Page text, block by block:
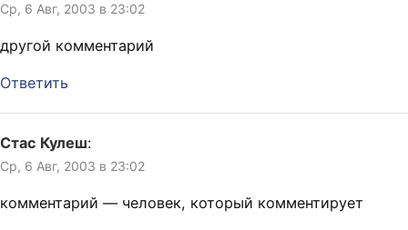
Ср, 6 Авг, 2003 в 23:02
другой комментарий
Ответить
Стас Кулеш:
Ср, 6 Авг, 2003 в 23:02
комментарий — человек, который комментирует